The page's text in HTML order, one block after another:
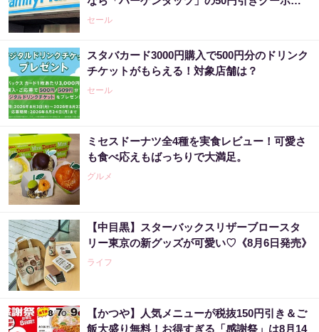
も。
セール
スタバカード3000円購入で500円分のドリンク
チケットがもらえる！対象店舗は？
セール
ミセスドーナツ全4種を実食レビュー！可愛さ
も食べ応えもばっちりで大満足。
グルメ
【中目黒】スターバックスリザーブロースタ
リー東京の新グッズが可愛い♡《8月6日発売》
ライフ
【かつや】人気メニューが税抜150円引き＆ご
飯大盛り無料！お得すぎる「感謝祭」は8月14